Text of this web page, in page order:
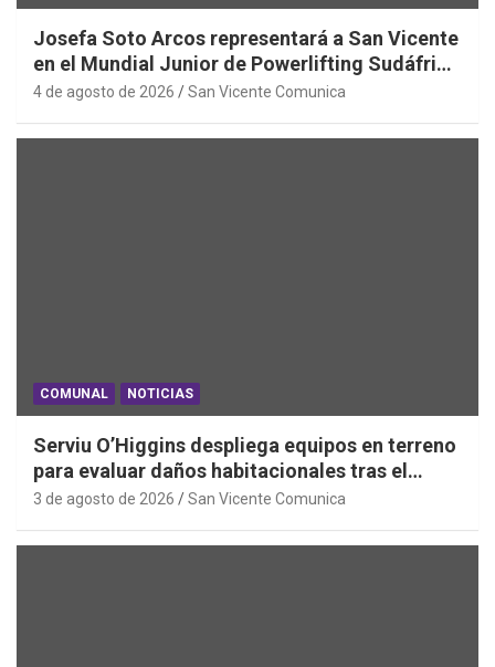
Josefa Soto Arcos representará a San Vicente
en el Mundial Junior de Powerlifting Sudáfrica
2026
4 de agosto de 2026 San Vicente Comunica
COMUNAL NOTICIAS
Serviu O’Higgins despliega equipos en terreno
para evaluar daños habitacionales tras el
Sistema Frontal
3 de agosto de 2026 San Vicente Comunica